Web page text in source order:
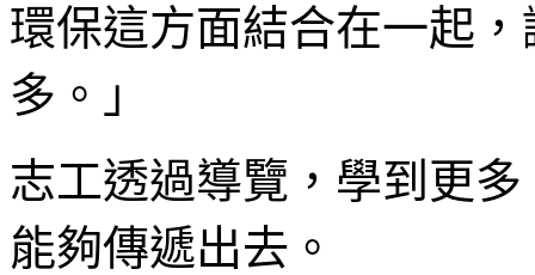
環保這方面結合在一起
多。」
志工透過導覽，學到更
能夠傳遞出去。